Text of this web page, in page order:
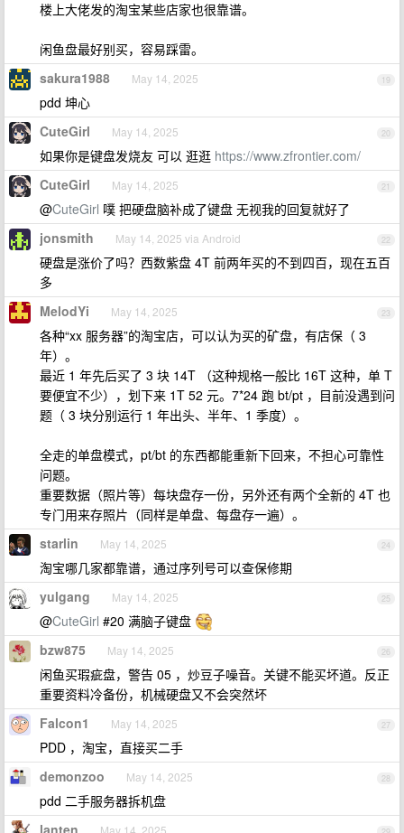
楼上大佬发的淘宝某些店家也很靠谱。
闲鱼盘最好别买，容易踩雷。
19
sakura1988 May 14, 2025
pdd 坤心
20
CuteGirl May 14, 2025
如果你是键盘发烧友 可以 逛逛 https://www.zfrontier.com/
21
CuteGirl May 14, 2025
@CuteGirl 噗 把硬盘脑补成了键盘 无视我的回复就好了
22
jonsmith May 14, 2025 via Android
硬盘是涨价了吗？西数紫盘 4T 前两年买的不到四百，现在五百
多
23
MelodYi May 14, 2025
各种“xx 服务器”的淘宝店，可以认为买的矿盘，有店保（ 3
年）。
最近 1 年先后买了 3 块 14T （这种规格一般比 16T 这种，单 T
要便宜不少），划下来 1T 52 元。7*24 跑 bt/pt ，目前没遇到问
题（ 3 块分别运行 1 年出头、半年、1 季度）。
全走的单盘模式，pt/bt 的东西都能重新下回来，不担心可靠性
问题。
重要数据（照片等）每块盘存一份，另外还有两个全新的 4T 也
专门用来存照片（同样是单盘、每盘存一遍）。
24
starlin May 14, 2025
淘宝哪几家都靠谱，通过序列号可以查保修期
25
yulgang May 14, 2025
@CuteGirl #20 满脑子键盘
26
bzw875 May 14, 2025
闲鱼买瑕疵盘，警告 05 ，炒豆子噪音。关键不能买坏道。反正
重要资料冷备份，机械硬盘又不会突然坏
27
Falcon1 May 14, 2025
PDD ，淘宝，直接买二手
28
demonzoo May 14, 2025
pdd 二手服务器拆机盘
lanten May 14, 2025